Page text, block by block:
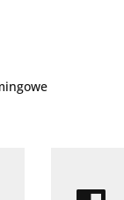
Dlaczego